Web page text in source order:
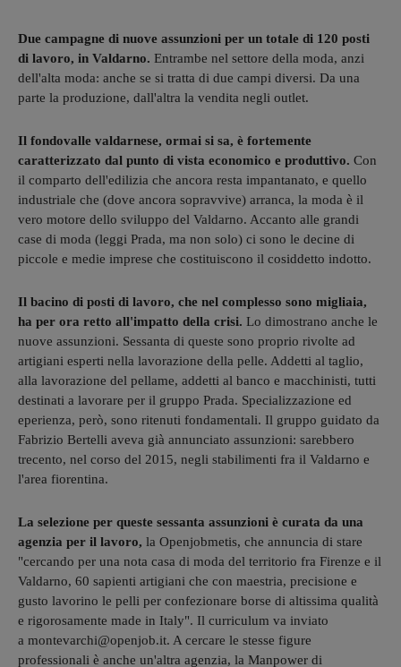
Due campagne di nuove assunzioni per un totale di 120 posti
di lavoro, in Valdarno. Entrambe nel settore della moda, anzi
dell'alta moda: anche se si tratta di due campi diversi. Da una
parte la produzione, dall'altra la vendita negli outlet.
Il fondovalle valdarnese, ormai si sa, è fortemente
caratterizzato dal punto di vista economico e produttivo. Con
il comparto dell'edilizia che ancora resta impantanato, e quello
industriale che (dove ancora sopravvive) arranca, la moda è il
vero motore dello sviluppo del Valdarno. Accanto alle grandi
case di moda (leggi Prada, ma non solo) ci sono le decine di
piccole e medie imprese che costituiscono il cosiddetto indotto.
Il bacino di posti di lavoro, che nel complesso sono migliaia,
ha per ora retto all'impatto della crisi. Lo dimostrano anche le
nuove assunzioni. Sessanta di queste sono proprio rivolte ad
artigiani esperti nella lavorazione della pelle. Addetti al taglio,
alla lavorazione del pellame, addetti al banco e macchinisti, tutti
destinati a lavorare per il gruppo Prada. Specializzazione ed
eperienza, però, sono ritenuti fondamentali. Il gruppo guidato da
Fabrizio Bertelli aveva già annunciato assunzioni: sarebbero
trecento, nel corso del 2015, negli stabilimenti fra il Valdarno e
l'area fiorentina.
La selezione per queste sessanta assunzioni è curata da una
agenzia per il lavoro, la Openjobmetis, che annuncia di stare
"cercando per una nota casa di moda del territorio fra Firenze e il
Valdarno, 60 sapienti artigiani che con maestria, precisione e
gusto lavorino le pelli per confezionare borse di altissima qualità
e rigorosamente made in Italy". Il curriculum va inviato
a montevarchi@openjob.it. A cercare le stesse figure
professionali è anche un'altra agenzia, la Manpower di